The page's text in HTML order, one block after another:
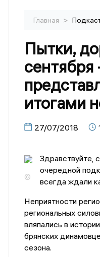
Главная >
Пытки,
итогами
27/07/2018
©
Здравствуйте,
очередной
всегда ждали
Неприятности
региональных
вляпались в
брянских
сезона.